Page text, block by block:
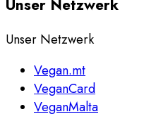
Unser Netzwerk
Unser Netzwerk
Vegan.mt
VeganCard
VeganMalta